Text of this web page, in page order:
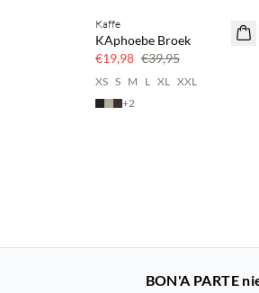
SAVE20
50% korting
Kaffe
KAphoebe Broek
€19,98 €39,95
XS S M L XL XXL
+2
BON'A PARTE